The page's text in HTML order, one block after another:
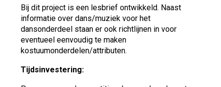
Bij dit project is een lesbrief ontwikkeld. Naast
informatie over dans/muziek voor het
dansonderdeel staan er ook richtlijnen in voor
eventueel eenvoudig te maken
kostuumonderdelen/attributen.
Tijdsinvestering: